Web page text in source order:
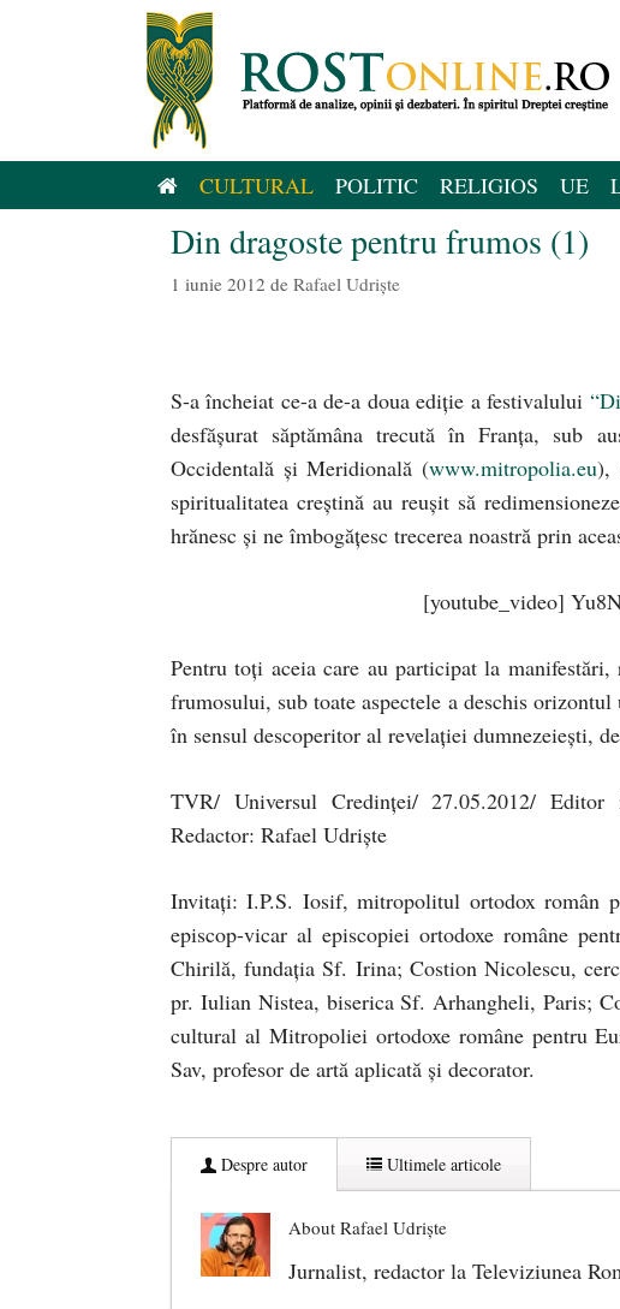
CULTURAL POLITIC RELIGIOS UE
Din dragoste pentru frumos (1)
1 iunie 2012 de Rafael Udriște
S-a încheiat ce-a de-a doua ediție a festivalului
desfășurat săptămâna trecută în Franța, sub
Occidentală și Meridională (www.mitropolia.eu),
spiritualitatea creștină au reușit să
hrănesc și ne îmbogățesc trecerea noastră prin
[youtube_video]
Pentru toți aceia care au participat la
frumosului, sub toate aspectele a deschis
în sensul descoperitor al revelației dumnezeiești,
TVR/ Universul Credinței/ 27.05.2012/
Redactor: Rafael Udriște
Invitați: I.P.S. Iosif, mitropolitul ortodox român
episcop-vicar al episcopiei ortodoxe române
Chirilă, fundația Sf. Irina; Costion Nicolescu,
pr. Iulian Nistea, biserica Sf. Arhangheli, Paris;
cultural al Mitropoliei ortodoxe române pentru
Sav, profesor de artă aplicată și decorator.
Despre autor Ultimele articole
About Rafael Udriște
Jurnalist, redactor la Televiziunea